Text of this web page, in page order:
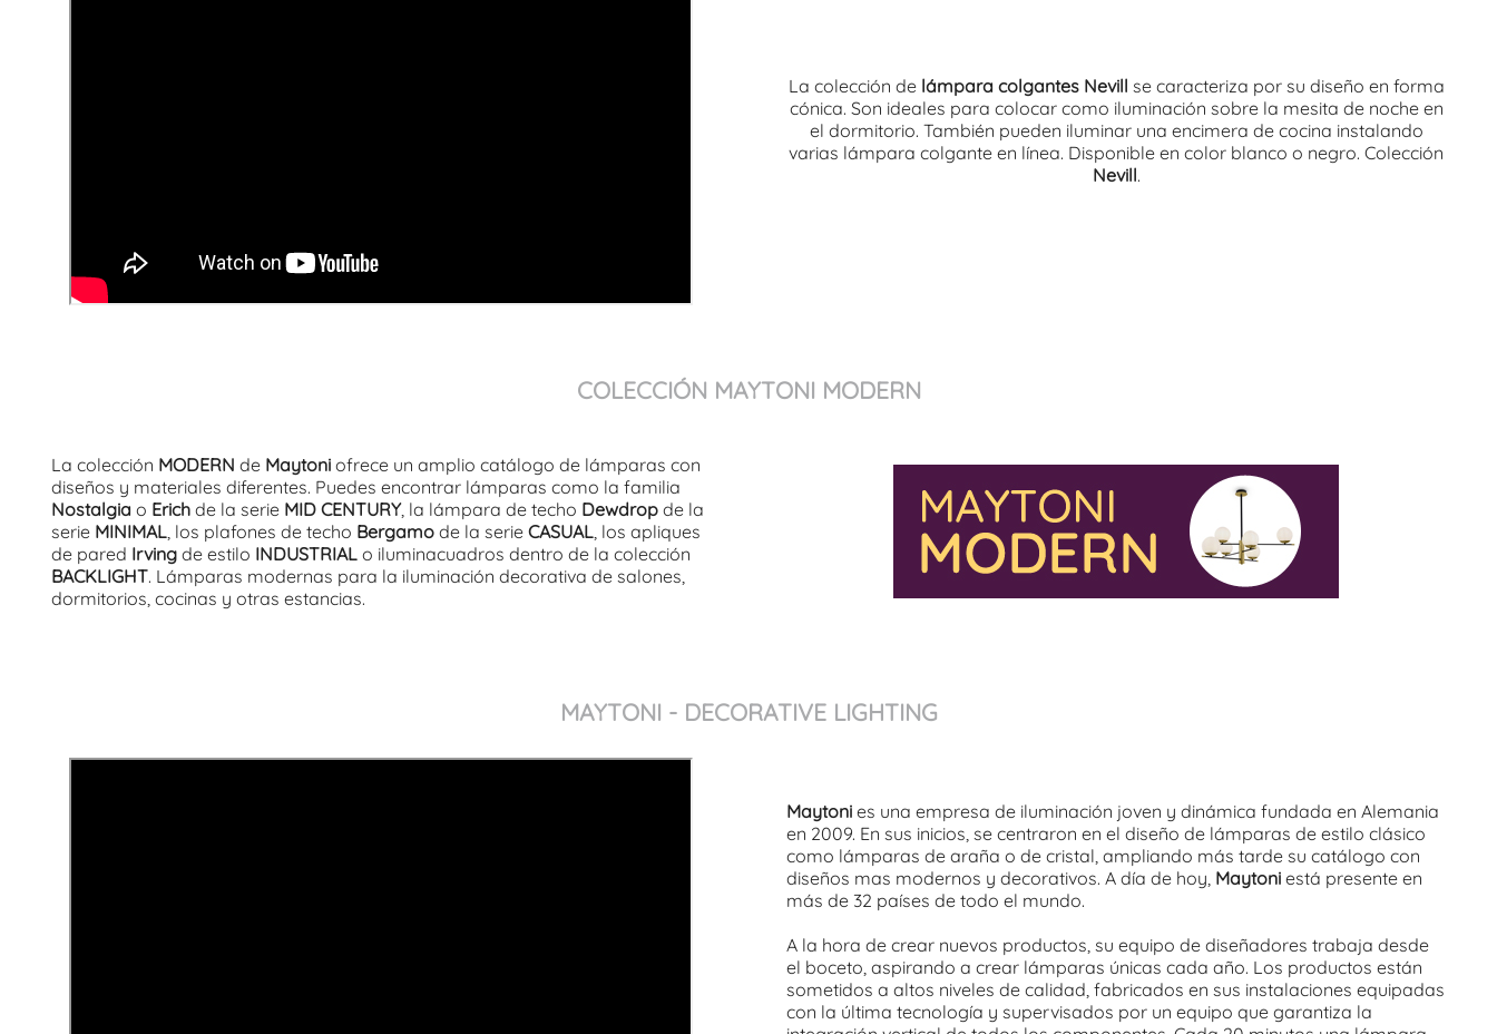
La colección de lámpara colgantes Nevill se caracteriza por su diseño en forma
cónica. Son ideales para colocar como iluminación sobre la mesita de noche en
el dormitorio. También pueden iluminar una encimera de cocina instalando
varias lámpara colgante en línea. Disponible en color blanco o negro. Colección
Nevill.
COLECCIÓN MAYTONI MODERN
La colección MODERN de Maytoni ofrece un amplio catálogo de lámparas con
diseños y materiales diferentes. Puedes encontrar lámparas como la familia
Nostalgia o Erich de la serie MID CENTURY, la lámpara de techo Dewdrop de la
serie MINIMAL, los plafones de techo Bergamo de la serie CASUAL, los apliques
de pared Irving de estilo INDUSTRIAL o iluminacuadros dentro de la colección
BACKLIGHT. Lámparas modernas para la iluminación decorativa de salones,
dormitorios, cocinas y otras estancias.
MAYTONI - DECORATIVE LIGHTING
Maytoni es una empresa de iluminación joven y dinámica fundada en Alemania
en 2009. En sus inicios, se centraron en el diseño de lámparas de estilo clásico
como lámparas de araña o de cristal, ampliando más tarde su catálogo con
diseños mas modernos y decorativos. A día de hoy, Maytoni está presente en
más de 32 países de todo el mundo.
A la hora de crear nuevos productos, su equipo de diseñadores trabaja desde
el boceto, aspirando a crear lámparas únicas cada año. Los productos están
sometidos a altos niveles de calidad, fabricados en sus instalaciones equipadas
con la última tecnología y supervisados por un equipo que garantiza la